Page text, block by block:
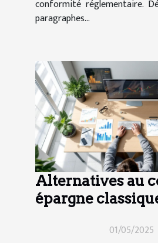
conformité réglementaire.
paragraphes...
Alternatives au
épargne
rentabilité accrue
01/05/2025